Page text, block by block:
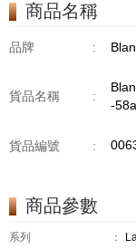
商品名稱
品牌 :
貨品名稱 :
-
貨品編號 :
商品參數
系列 ：